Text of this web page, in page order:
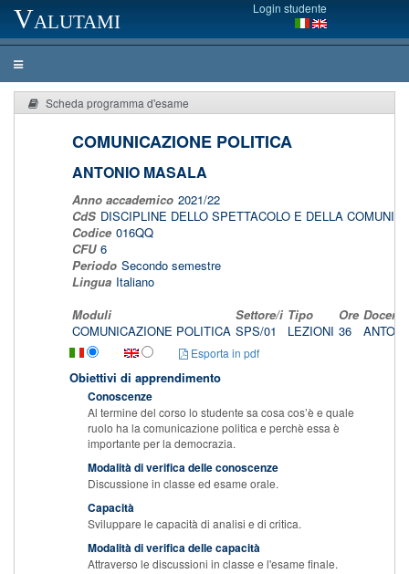
Valutami Login studente
Scheda programma d'esame
COMUNICAZIONE POLITICA
ANTONIO MASALA
Anno accademico 2021/22
CdS DISCIPLINE DELLO SPETTACOLO E DELLA
Codice 016QQ
CFU 6
Periodo Secondo semestre
Lingua Italiano
Moduli
Settore/i Tipo Ore
COMUNICAZIONE POLITICA SPS/01 LEZIONI 36
Esporta in pdf
Obiettivi di apprendimento
Conoscenze
Al termine del corso lo studente sa cosa cos’è e quale
ruolo ha la comunicazione politica e perchè essa è
importante per la democrazia.
Modalità di verifica delle conoscenze
Discussione in classe ed esame orale.
Capacità
Sviluppare le capacità di analisi e di critica.
Modalità di verifica delle capacità
Attraverso le discussioni in classe e l'esame finale.